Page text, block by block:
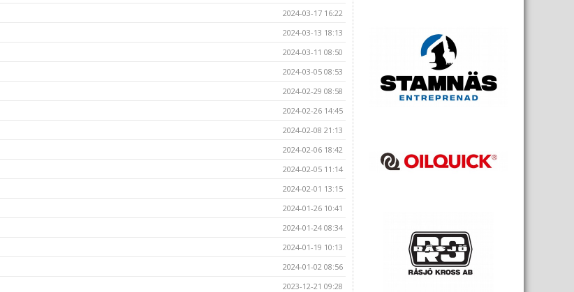
2024-03-17 16:22
2024-03-13 18:13
2024-03-11 08:50
2024-03-05 08:53
2024-02-29 08:58
2024-02-26 14:45
2024-02-08 21:13
2024-02-06 18:42
2024-02-05 11:14
2024-02-01 13:15
2024-01-26 10:41
2024-01-24 08:34
2024-01-19 10:13
2024-01-02 08:56
2023-12-21 09:28